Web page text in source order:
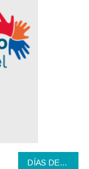
DÍAS DE MIÉRCOLES